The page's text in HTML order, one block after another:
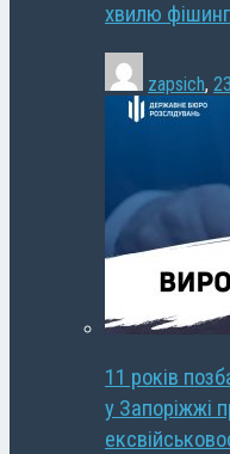
хвилю
zapsich,
11 років
у Запоріжжі